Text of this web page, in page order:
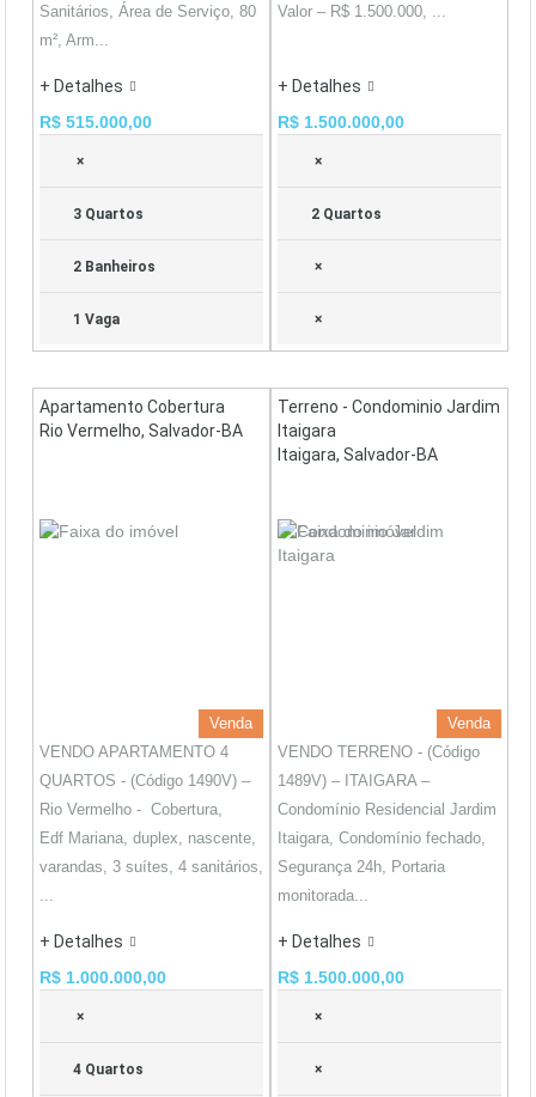
Sanitários, Área de Serviço, 80
m², Arm...
+ Detalhes
R$ 515.000,00
×
3 Quartos
2 Banheiros
1 Vaga
Valor – R$ 1.500.000, ...
+ Detalhes
R$ 1.500.000,00
×
2 Quartos
×
×
Apartamento Cobertura
Rio Vermelho, Salvador-BA
Venda
VENDO APARTAMENTO 4
QUARTOS - (Código 1490V) –
Rio Vermelho - Cobertura,
Edf Mariana, duplex, nascente,
varandas, 3 suítes, 4 sanitários,
+ Detalhes
R$ 1.000.000,00
×
4 Quartos
Terreno - Condominio Jardim
Itaigara
Itaigara, Salvador-BA
Venda
VENDO TERRENO - (Código
1489V) – ITAIGARA –
Condomínio Residencial Jardim
Itaigara, Condomínio fechado,
Segurança 24h, Portaria
monitorada...
+ Detalhes
R$ 1.500.000,00
×
×